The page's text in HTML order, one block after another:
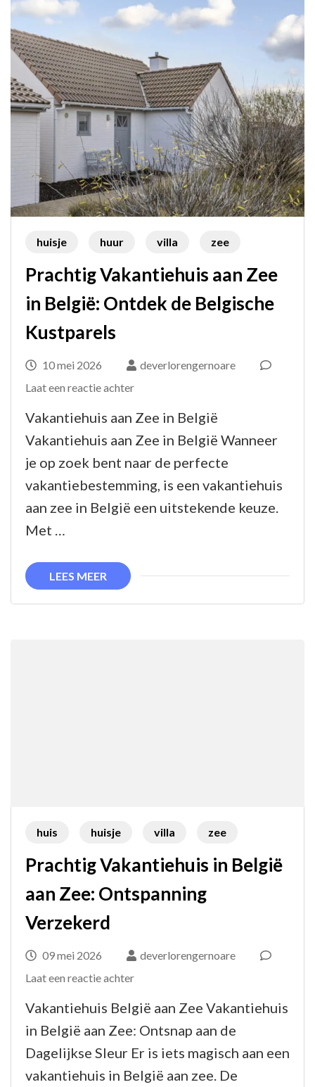
huisje huur villa zee
Prachtig Vakantiehuis aan Zee
in België: Ontdek de Belgische
Kustparels
10 mei 2026
deverlorengernoare
Laat een reactie achterop
Vakantiehuis aan Zee in België
Vakantiehuis aan Zee in België Wanneer
je op zoek bent naar de perfecte
vakantiebestemming, is een vakantiehuis
aan zee in België een uitstekende keuze.
Met …
LEES MEER
huis huisje villa zee
Prachtig Vakantiehuis in België
aan Zee: Ontspanning
Verzekerd
09 mei 2026
deverlorengernoare
Laat een reactie achterop
Vakantiehuis België aan Zee Vakantiehuis
in België aan Zee: Ontsnap aan de
Dagelijkse Sleur Er is iets magisch aan een
vakantiehuis in België aan zee. De